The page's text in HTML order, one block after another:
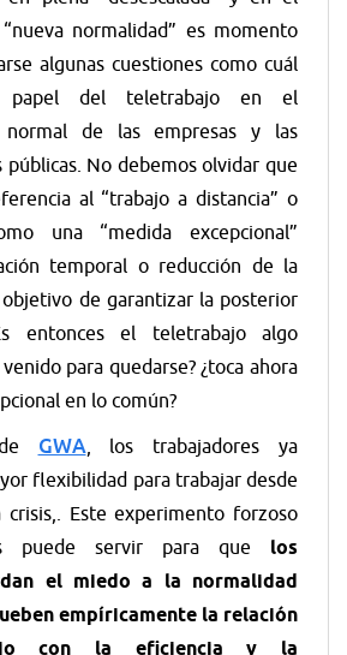
normalidad” es momento
algunas cuestiones como cuál
del teletrabajo en el
normal de las empresas y las
públicas. No debemos olvidar que
al “trabajo a distancia” o
una “medida excepcional”
temporal o reducción de la
de garantizar la posterior
entonces el teletrabajo algo
para quedarse? ¿toca ahora
en lo común?
GWA, los trabajadores ya
flexibilidad para trabajar desde
crisis,. Este experimento forzoso
puede servir para que los
el miedo a la normalidad
empíricamente la relación
con la eficiencia y la